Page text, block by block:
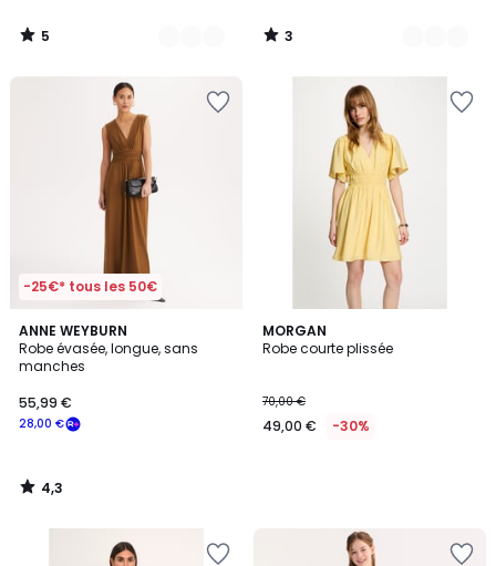
5
/
3
/
-25€* tous les 50€
ANNE WEYBURN
Robe évasée, longue, sans
manches
28,00 €
55,99 €
4,3
/ 5
4,3
/
MORGAN
Robe courte plissée
70,00 €
49,00 € -30%